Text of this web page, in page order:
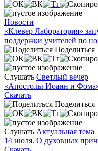
Новости
«Клевер Лаборатория»
поддержки учителей по
Поделиться
Слушать Светлый вечер
«Апостолы Иоанн и
Скачать
Поделиться
Слушать Актуальная тема
14 июля. О духовных